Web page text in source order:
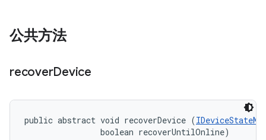
公共方法
recoverDevice
public abstract void recoverDevice (
                boolean recoverUntilOnline)